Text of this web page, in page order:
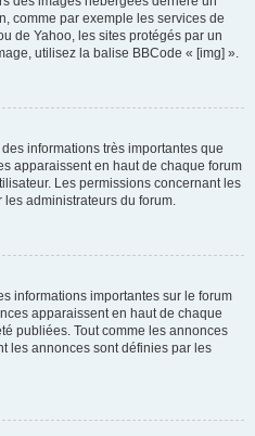
comme par exemple les services de
de Yahoo, les sites protégés par un
utilisez la balise BBCode « [img] ».
informations très importantes que
apparaissent en haut de chaque forum
Les permissions concernant les
administrateurs du forum.
informations importantes sur le forum
apparaissent en haut de chaque
publiées. Tout comme les annonces
les annonces sont définies par les